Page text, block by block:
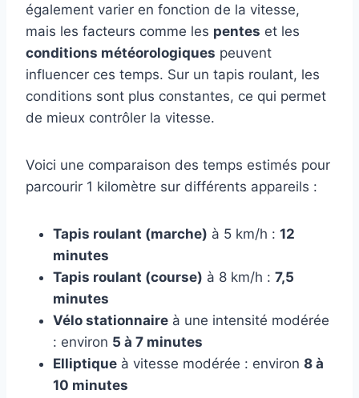
également varier en fonction de la vitesse,
mais les facteurs comme les pentes et les
conditions météorologiques peuvent
influencer ces temps. Sur un tapis roulant, les
conditions sont plus constantes, ce qui permet
de mieux contrôler la vitesse.
Voici une comparaison des temps estimés pour
parcourir 1 kilomètre sur différents appareils :
Tapis roulant (marche) à 5 km/h : 12
minutes
Tapis roulant (course) à 8 km/h : 7,5
minutes
Vélo stationnaire à une intensité modérée
: environ 5 à 7 minutes
Elliptique à vitesse modérée : environ 8 à
10 minutes